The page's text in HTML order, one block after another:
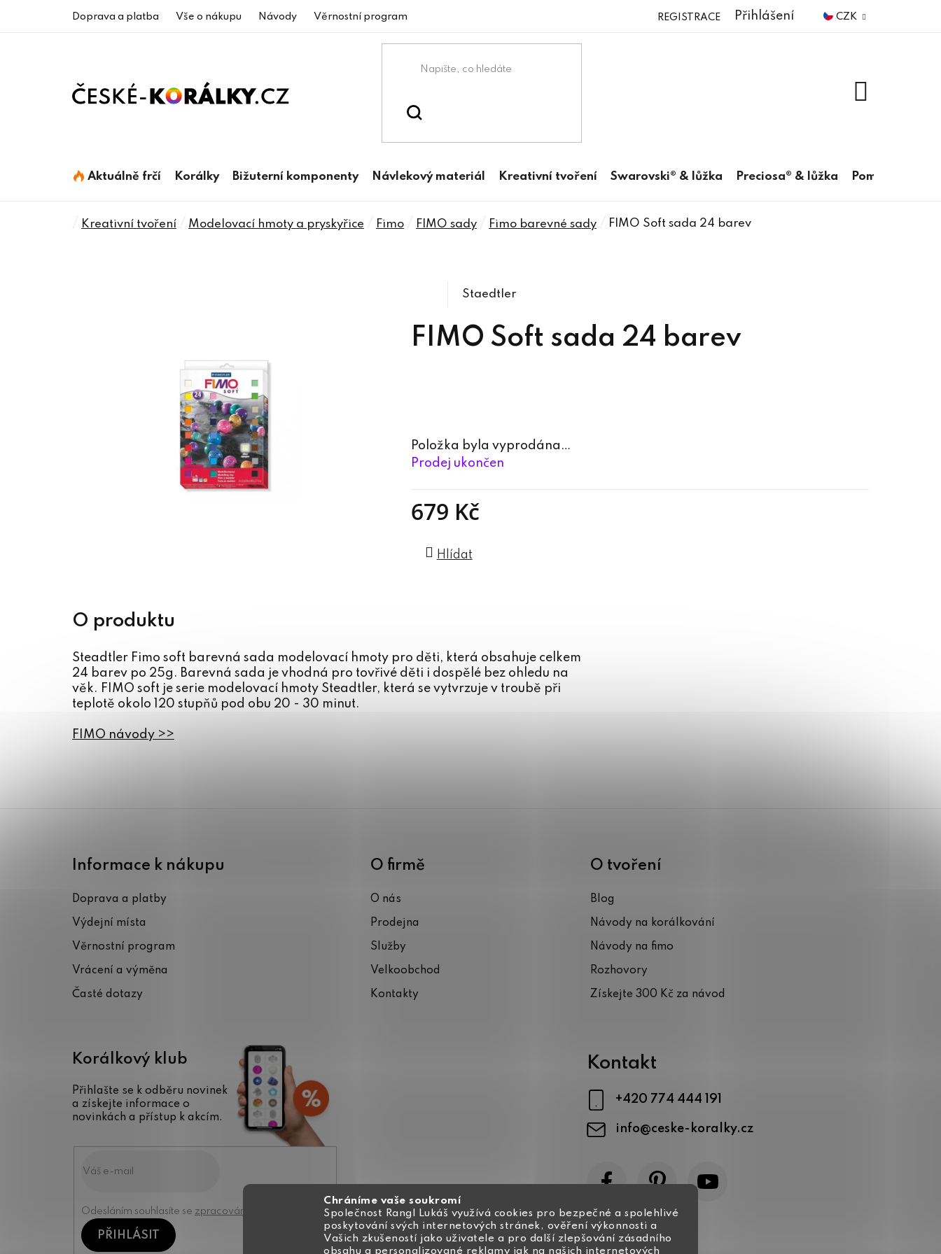
Chráníme vaše soukromí
Společnost Rangl Lukáš využívá cookies pro bezpečné a spolehlivé
poskytování svých internetových stránek, ověření výkonnosti a
Vašich zkušeností jako uživatele a pro další zlepšování zásadního
obsahu a personalizované reklamy jak na našich internetových
Doprava a platba Vše o nákupu Návody Věrnostní program CZK
Přihlášení
REGISTRACE
Aktuálně frčí Korálky Bižuterní komponenty Návlekový materiál Kreativní tvoření Swarovski® & lůžka Preciosa® & lůžka Pomůcky
Domů
Kreativní tvoření Modelovací hmoty a pryskyřice Fimo FIMO sady Fimo barevné sady FIMO Soft sada 24 barev
FIMO Soft sada 24 barev
Staedtler
Položka byla vyprodána…
Prodej ukončen
679 Kč
Hlídat
Steadtler Fimo soft barevná sada modelovací hmoty pro děti, která obsahuje celkem
24 barev po 25g. Barevná sada je vhodná pro tovřivé děti i dospělé bez ohledu na
věk. FIMO soft je serie modelovací hmoty Steadtler, která se vytvrzuje v troubě při
teplotě okolo 120 stupňů pod obu 20 - 30 minut.
FIMO návody >>
Informace k nákupu
Doprava a platby
Výdejní místa
Věrnostní program
Vrácení a výměna
Časté dotazy
O firmě
O nás
Prodejna
Služby
Velkoobchod
Kontakty
O tvoření
Blog
Návody na korálkování
Návody na fimo
Rozhovory
Získejte 300 Kč za návod
Korálkový klub
Přihlašte se k odběru novinek
a získejte informace o
novinkách a přístup k akcím.
Odesláním souhlasíte se zpracováním osobních údajů
PŘIHLÁSIT
Kontakt
info@ceske-koralky.cz
+420 774 444 191